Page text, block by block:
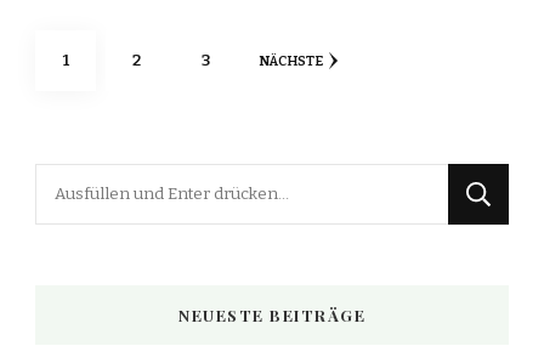
Seitennummerierung
SEITE
1 SEITE
2 SEITE
3 NÄCHSTE
Suchst
NEUESTE BEITRÄGE